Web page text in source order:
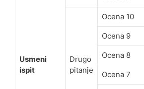
Usmeni
ispit
Drugo
pitanje
Ocena 10
Ocena 9
Ocena 8
Ocena 7